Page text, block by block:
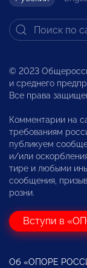
© 2023
и среднего
Все права
Комментарии на
требованиям
публикуем
и/или
тире и любыми
сообщения,
розни.
Вступи в
Об «ОПОРЕ